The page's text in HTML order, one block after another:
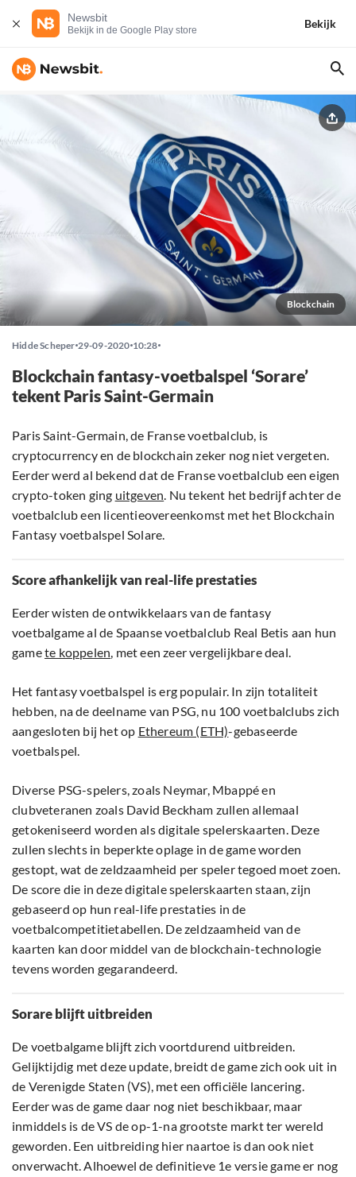
Newsbit
Bekijk in de Google Play store
Bekijk
Blockchain
Hidde Scheper 29-09-2020 10:28
Blockchain fantasy-voetbalspel ‘Sorare’
tekent Paris Saint-Germain
Paris Saint-Germain, de Franse voetbalclub, is
cryptocurrency en de blockchain zeker nog niet vergeten.
Eerder werd al bekend dat de Franse voetbalclub een eigen
crypto-token ging uitgeven. Nu tekent het bedrijf achter de
voetbalclub een licentieovereenkomst met het Blockchain
Fantasy voetbalspel Solare.
Score afhankelijk van real-life prestaties
Eerder wisten de ontwikkelaars van de fantasy
voetbalgame al de Spaanse voetbalclub Real Betis aan hun
gamete koppelen, met een zeer vergelijkbare deal.
Het fantasy voetbalspel is erg populair. In zijn totaliteit
hebben, na de deelname van PSG, nu 100 voetbalclubs zich
aangesloten bij het op Ethereum (ETH)-gebaseerde
voetbalspel.
Diverse PSG-spelers, zoals Neymar, Mbappé en
clubveteranen zoals David Beckham zullen allemaal
getokeniseerd worden als digitale spelerskaarten. Deze
zullen slechts in beperkte oplage in de game worden
gestopt, wat de zeldzaamheid per speler tegoed moet zoen.
De score die in deze digitale spelerskaarten staan, zijn
gebaseerd op hun real-life prestaties in de
voetbalcompetitietabellen. De zeldzaamheid van de
kaarten kan door middel van de blockchain-technologie
tevens worden gegarandeerd.
Sorare blijft uitbreiden
De voetbalgame blijft zich voortdurend uitbreiden.
Gelijktijdig met deze update, breidt de game zich ook uit in
de Verenigde Staten (VS), met een officiële lancering.
Eerder was de game daar nog niet beschikbaar, maar
inmiddels is de VS de op-1-na grootste markt ter wereld
geworden. Een uitbreiding hier naartoe is dan ook niet
onverwacht. Alhoewel de definitieve 1e versie game er nog